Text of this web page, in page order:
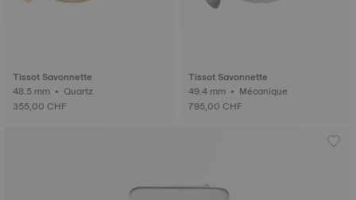
Tissot Savonnette
48.5 mm • Quartz
355,00 CHF
Tissot Savonnette
49.4 mm • Mécanique
795,00 CHF